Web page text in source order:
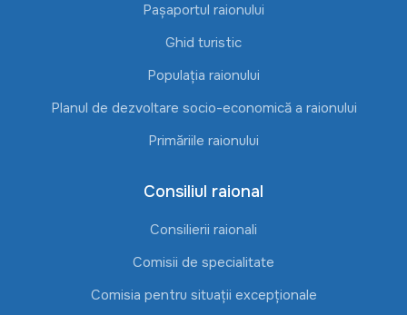
Pașaportul raionului
Ghid turistic
Populația raionului
Planul de dezvoltare socio-economică a raionului
Primăriile raionului
Consiliul raional
Consilierii raionali
Comisii de specialitate
Comisia pentru situații excepționale